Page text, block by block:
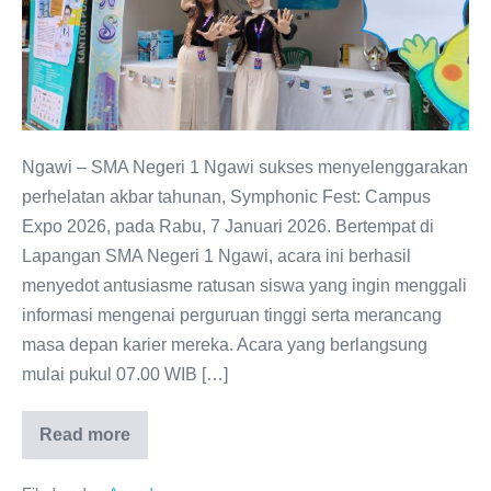
2026,
SMAN
Ngawi
Hadirkan
Puluhan
Kampus
dan
Tokoh
Inspiratif
untuk
Ngawi – SMA Negeri 1 Ngawi sukses menyelenggarakan
perhelatan akbar tahunan, Symphonic Fest: Campus
Expo 2026, pada Rabu, 7 Januari 2026. Bertempat di
Lapangan SMA Negeri 1 Ngawi, acara ini berhasil
menyedot antusiasme ratusan siswa yang ingin menggali
informasi mengenai perguruan tinggi serta merancang
masa depan karier mereka. Acara yang berlangsung
mulai pukul 07.00 WIB […]
Read more
Sukses
Gelar